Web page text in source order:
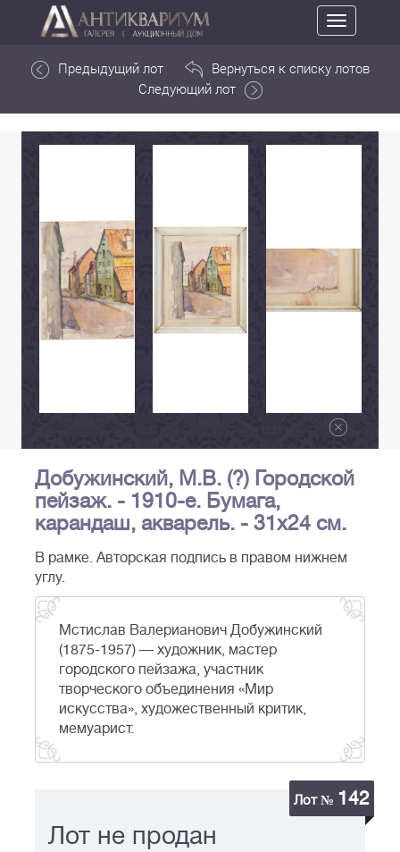
Toggle
navigation
Предыдущий лот
Вернуться к списку лотов
Следующий лот
Добужинский, М.В. (?) Городской
пейзаж. - 1910-е. Бумага,
карандаш, акварель. - 31х24 см.
В рамке. Авторская подпись в правом нижнем
углу.
Мстислав Валерианович Добужинский
(1875-1957) — художник, мастер
городского пейзажа, участник
творческого объединения «Мир
искусства», художественный критик,
мемуарист.
Лот № 142
Лот не продан